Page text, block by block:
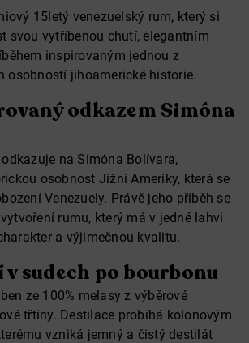
15letý venezuelský rum, který si
svou vytříbenou chutí, elegantním
inspirovaným jednou z
osobností jihoamerické historie.
odkazem Simóna
na Simóna Bolívara,
osobnost Jižní Ameriky, která se
Venezuely. Právě jeho příběh se
rumu, který má v jedné lahvi
a výjimečnou kvalitu.
v sudech po bourbonu
ze 100% melasy z výběrové
třtiny. Destilace probíhá kolonovým
vzniká jemný a čistý destilát